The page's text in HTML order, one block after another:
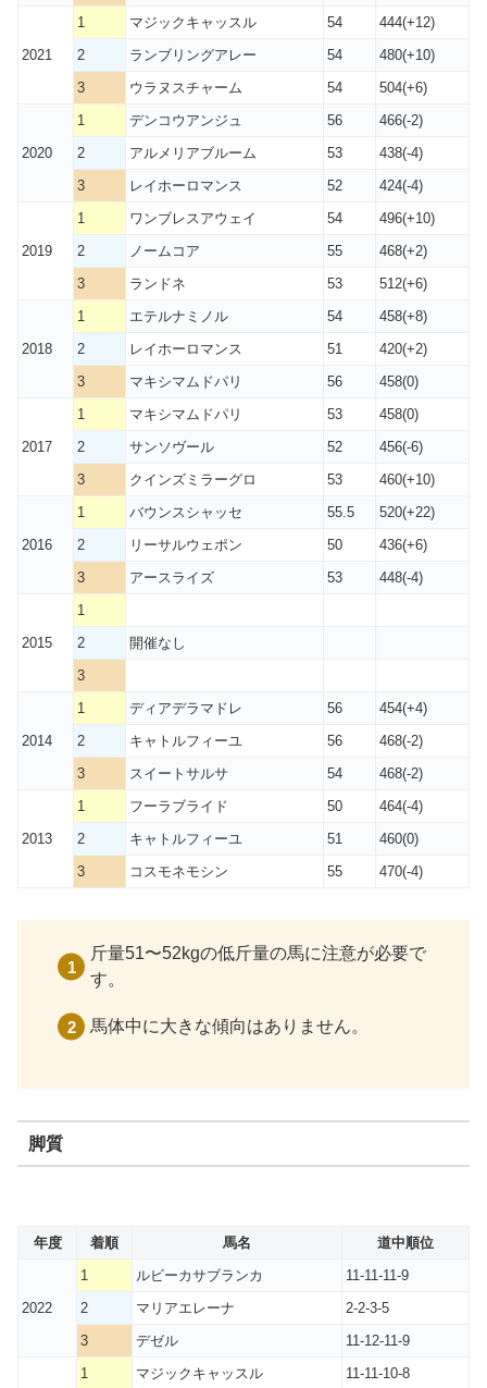
2021
1 マジックキャッスル 54
444(+12)
2
ランブリングアレー 54
480(+10)
3
ウラヌスチャーム 54 504(+6)
2020
1 デンコウアンジュ 56
466(-2)
2
アルメリアブルーム 53
438(-4)
3
レイホーロマンス 52 424(-4)
2019
1 ワンブレスアウェイ 54
496(+10)
2
ノームコア 55
468(+2)
3
ランドネ 53 512(+6)
2018
1 エテルナミノル 54
458(+8)
2
レイホーロマンス 51
420(+2)
3
マキシマムドパリ 56 458(0)
2017
1 マキシマムドパリ 53
458(0)
2
サンソヴール 52
456(-6)
3
クインズミラーグロ 53 460(+10)
2016
1 バウンスシャッセ 55.5
520(+22)
2
リーサルウェポン 50
436(+6)
3
アースライズ 53 448(-4)
2015
1
2
開催なし
3
2014
1 ディアデラマドレ 56
454(+4)
2
キャトルフィーユ 56
468(-2)
3
スイートサルサ 54 468(-2)
2013
1 フーラブライド 50
464(-4)
2
キャトルフィーユ 51
460(0)
3
コスモネモシン 55 470(-4)
斤量51〜52kgの低斤量の馬に注意が必要で
す。
馬体中に大きな傾向はありません。
脚質
年度 着順 馬名 道中順位
2022
1 ルビーカサブランカ
11-11-11-9
2
マリアエレーナ
2-2-3-5
3
デゼル
11-12-11-9
1
マジックキャッスル 11-11-10-8